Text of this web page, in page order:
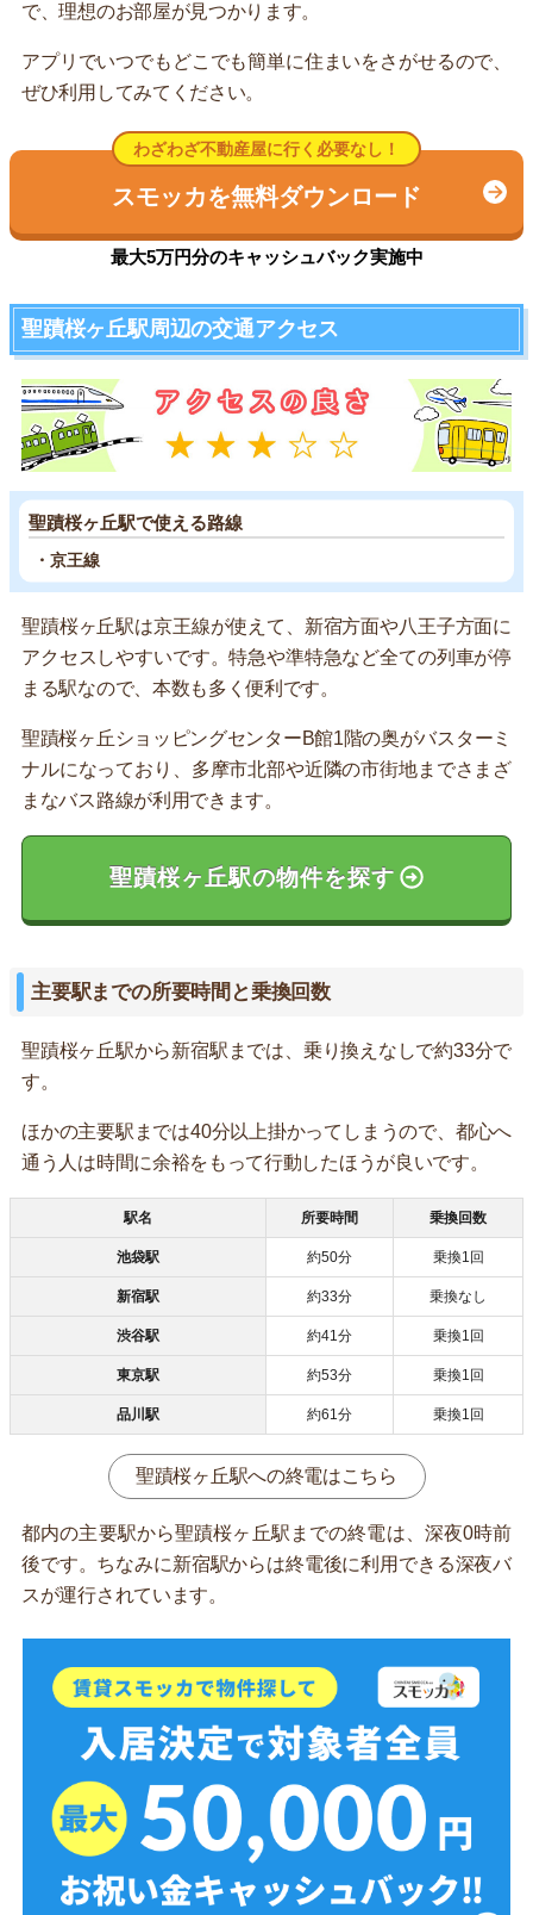
で、理想のお部屋が見つかります。
アプリでいつでもどこでも簡単に住まいをさがせるので、
ぜひ利用してみてください。
わざわざ不動産屋に行く必要なし！
スモッカを無料ダウンロード
最大5万円分のキャッシュバック実施中
聖蹟桜ヶ丘駅周辺の交通アクセス
聖蹟桜ヶ丘駅で使える路線
・京王線
聖蹟桜ヶ丘駅は京王線が使えて、新宿方面や八王子方面に
アクセスしやすいです。特急や準特急など全ての列車が停
まる駅なので、本数も多く便利です。
聖蹟桜ヶ丘ショッピングセンターB館1階の奥がバスターミ
ナルになっており、多摩市北部や近隣の市街地までさまざ
まなバス路線が利用できます。
聖蹟桜ヶ丘駅の物件を探す
主要駅までの所要時間と乗換回数
聖蹟桜ヶ丘駅から新宿駅までは、乗り換えなしで約33分で
す。
ほかの主要駅までは40分以上掛かってしまうので、都心へ
通う人は時間に余裕をもって行動したほうが良いです。
駅名 所要時間 乗換回数
池袋駅 約50分 乗換1回
新宿駅 約33分 乗換なし
渋谷駅 約41分 乗換1回
東京駅 約53分 乗換1回
品川駅 約61分 乗換1回
聖蹟桜ヶ丘駅への終電はこちら
都内の主要駅から聖蹟桜ヶ丘駅までの終電は、深夜0時前
後です。ちなみに新宿駅からは終電後に利用できる深夜バ
スが運行されています。